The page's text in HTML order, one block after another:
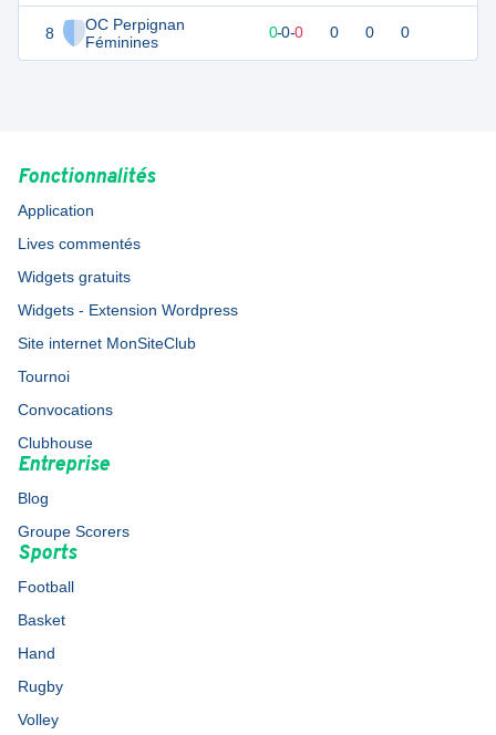
8
OC Perpignan
Féminines
0-0-0 0 0 0
Fonctionnalités
Application
Lives commentés
Widgets gratuits
Widgets - Extension Wordpress
Site internet MonSiteClub
Tournoi
Convocations
Clubhouse
Entreprise
Blog
Groupe Scorers
Sports
Football
Basket
Hand
Rugby
Volley